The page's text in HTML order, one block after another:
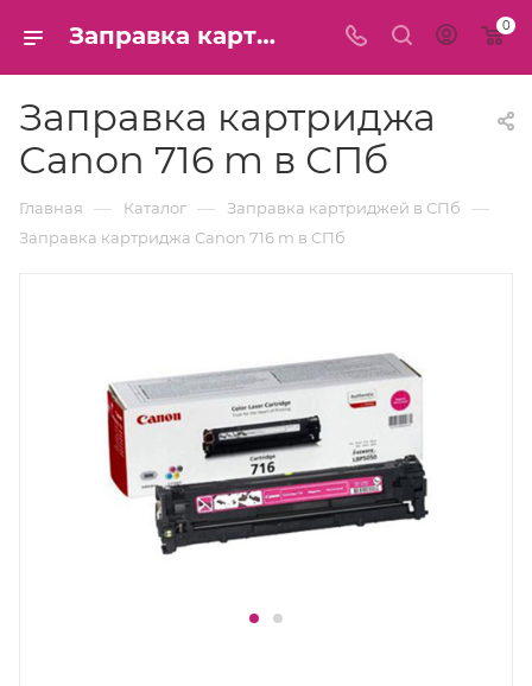
Заправка картриджа Canon 716 m в СПб 0
Заправка картриджа
Canon 716 m в СПб
Главная — Каталог — Заправка картриджей в СПб —
Заправка картриджа Canon 716 m в СПб